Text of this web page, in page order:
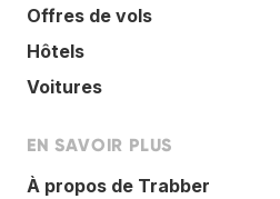
Offres de vols
Hôtels
Voitures
EN SAVOIR PLUS
À propos de Trabber